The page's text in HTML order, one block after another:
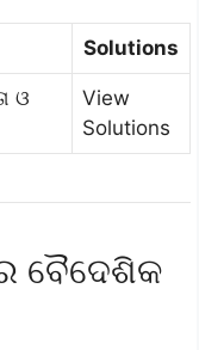
Solutions
ଓ
View
Solutions
ବୈଦେଶିକ